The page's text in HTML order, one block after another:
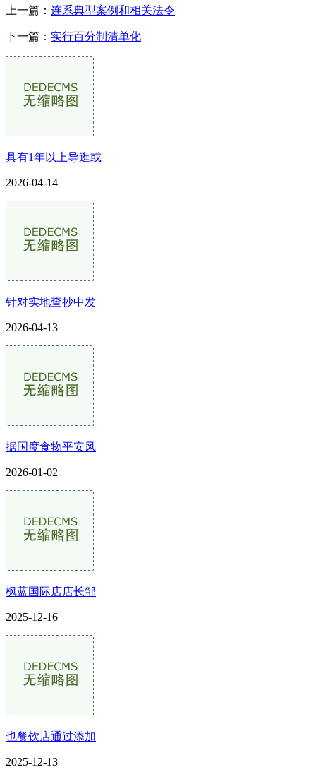
上一篇： 连系典型案例和相关法令
下一篇： 实行百分制清单化
具有1年以上导逛或
2026-04-14
针对实地查抄中发
2026-04-13
据国度食物平安风
2026-01-02
枫蓝国际店店长邹
2025-12-16
也餐饮店通过添加
2025-12-13